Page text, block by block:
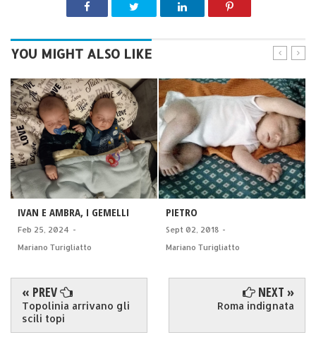
YOU MIGHT ALSO LIKE
IVAN E AMBRA, I GEMELLI
Feb 25, 2024 -
Mariano Turigliatto
PIETRO
Sept 02, 2018 -
Mariano Turigliatto
« PREV
Topolinia arrivano gli
scili topi
NEXT »
Roma indignata